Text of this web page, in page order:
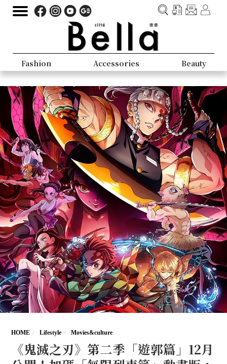
Fashion Accessories Beauty
HOME Lifestyle Movies&culture
《鬼滅之刃》第二季「遊郭篇」12月